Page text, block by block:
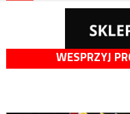
WESPRZYJ